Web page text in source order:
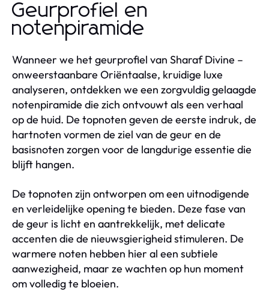
Geurprofiel en
notenpiramide
Wanneer we het geurprofiel van Sharaf Divine –
onweerstaanbare Oriëntaalse, kruidige luxe
analyseren, ontdekken we een zorgvuldig gelaagde
notenpiramide die zich ontvouwt als een verhaal
op de huid. De topnoten geven de eerste indruk, de
hartnoten vormen de ziel van de geur en de
basisnoten zorgen voor de langdurige essentie die
blijft hangen.
De topnoten zijn ontworpen om een uitnodigende
en verleidelijke opening te bieden. Deze fase van
de geur is licht en aantrekkelijk, met delicate
accenten die de nieuwsgierigheid stimuleren. De
warmere noten hebben hier al een subtiele
aanwezigheid, maar ze wachten op hun moment
om volledig te bloeien.